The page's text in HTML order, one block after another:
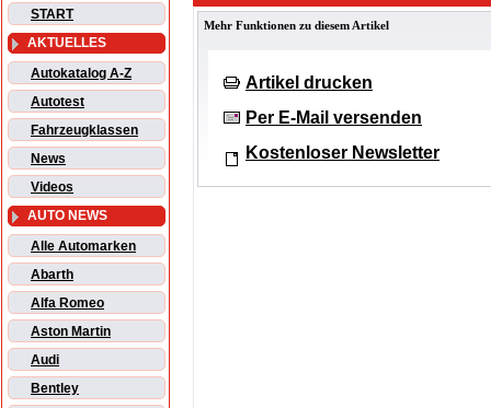
START
AKTUELLES
Autokatalog A-Z
Autotest
Fahrzeugklassen
News
Videos
AUTO NEWS
Alle Automarken
Abarth
Alfa Romeo
Aston Martin
Audi
Bentley
Mehr Funktionen zu diesem Artikel
Artikel drucken
Per E-Mail versenden
Kostenloser Newsletter